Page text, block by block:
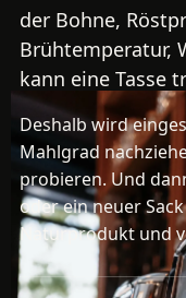
der Bohne,
Brühtemperatur,
kann eine Tasse
Deshalb wird
Mahlgrad
probieren. Und
oder ein neuer
Naturprodukt und